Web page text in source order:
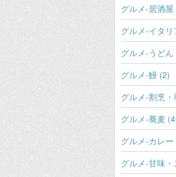
グルメ-居酒屋
グルメ-イタ
グルメ-うど
グルメ-鰻 (2)
グルメ-割烹
グルメ-蕎麦
グルメ-カレー
グルメ-甘味